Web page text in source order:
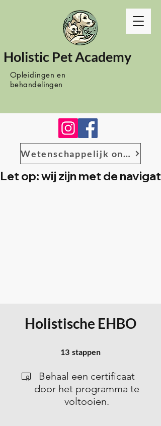
Holistic Pet Academy
Opleidingen en
behandelingen
Let op: wij zijn met de
Wetenschappelijk onderzoek
Holistische EHBO
13 stappen
Behaal een certificaat
door het programma te
voltooien.